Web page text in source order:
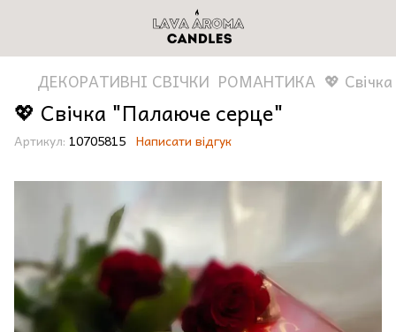
ДЕКОРАТИВНІ СВІЧКИ РОМАНТИКА 💖
💖 Свічка "Палаюче серце"
Артикул: 10705815 Написати відгук